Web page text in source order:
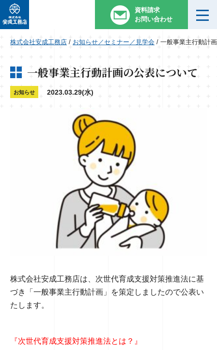
資料請求
お問い合わせ
株式会社安成工務店 / お知らせ／セミナー／見学会 / 一般事業主行動計
一般事業主行動計画の公表について
お知らせ 2023.03.29(水)
株式会社安成工務店は、次世代育成支援対策推進法に基
づき「一般事業主行動計画」を策定しましたので公表い
たします。
『次世代育成支援対策推進法とは？』